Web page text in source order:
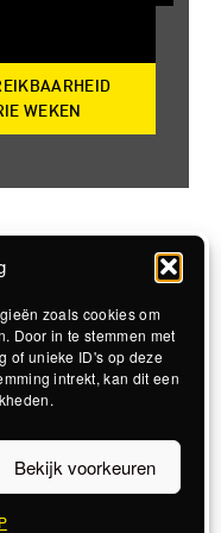
zoals cookies om
Door in te stemmen met
of unieke ID's op deze
intrekt, kan dit een
Bekijk voorkeuren
WEKEN